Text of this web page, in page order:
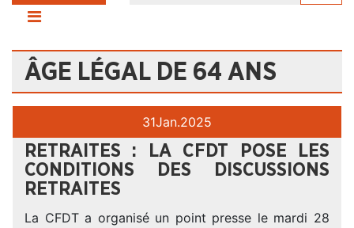
ÂGE LÉGAL DE 64 ANS
31Jan.2025
RETRAITES : LA CFDT POSE LES
CONDITIONS DES DISCUSSIONS
RETRAITES
La CFDT a organisé un point presse le mardi 28